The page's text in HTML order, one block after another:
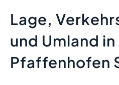
Lage,
und Umland
Pfaffenhofen